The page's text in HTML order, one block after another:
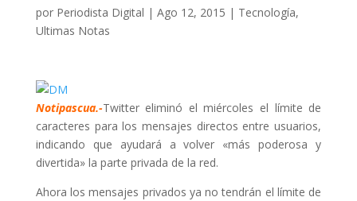
por Periodista Digital | Ago 12, 2015 | Tecnología,
Ultimas Notas
Notipascua.-Twitter eliminó el miércoles el límite de
caracteres para los mensajes directos entre usuarios,
indicando que ayudará a volver «más poderosa y
divertida» la parte privada de la red.
Ahora los mensajes privados ya no tendrán el límite de